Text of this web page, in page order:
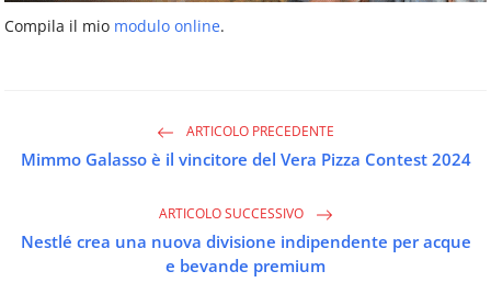
Compila il mio modulo online.
ARTICOLO PRECEDENTE
Mimmo Galasso è il vincitore del Vera Pizza Contest 2024
ARTICOLO SUCCESSIVO
Nestlé crea una nuova divisione indipendente per acque
e bevande premium